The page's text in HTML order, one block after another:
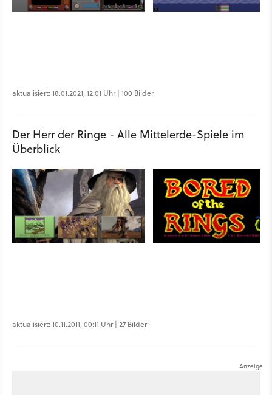
aktualisiert: 18.01.2021, 12:01 Uhr | 100 Bilder
Der Herr der Ringe - Alle Mittelerde-Spiele im
Überblick
aktualisiert: 10.11.2011, 00:11 Uhr | 27 Bilder